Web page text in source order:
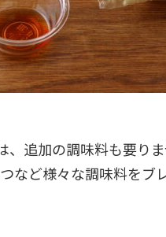
追加の調味料も要り
など様々な調味料をブ